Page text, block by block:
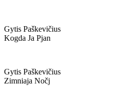
Gytis Paškevičius
Kogda Ja Pjan
Gytis Paškevičius
Zimniaja Nočj